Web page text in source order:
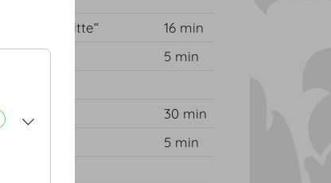
„Wien Mitte“
16 min
5 min
30 min
5 min